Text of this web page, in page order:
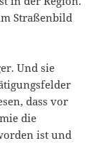
Straßenbild
Und sie
dass vor
die
ist und